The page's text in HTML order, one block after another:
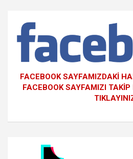
FACEBOOK SAYFAMIZDAKİ
FACEBOOK SAYFAMIZI